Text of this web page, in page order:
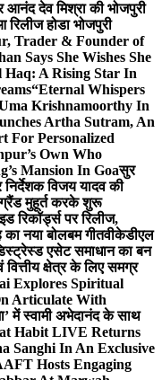
आनंद देव मिश्रा की भोजपुरी
होडा भोजपुरी
Trader & Founder of
Says She Wishes She
Haq: A Rising Star In
“Eternal Whispers
Krishnamoorthy In
Artha Sutram, An
For Personalized
Own Who
Mansion In Goaसुर
निर्देशक विजय यादव की
ग्रैंड मुहूर्त करके शुरू
रिकॉर्ड्स पर रिलीज,
का नया बोलबम गीतवीकेडीएल
एसेट समाधान का बन
क्षेत्र के लिए समग्र
Explores Spiritual
Articulate With
में स्वामी अभेदानंद के साथ
Habit LIVE Returns
Sanghi In An Exclusive
Hosts Engaging